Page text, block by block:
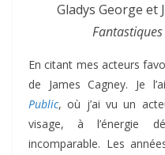
Gladys George et
En citant mes acteurs
de James Cagney. Je
Public, où j’ai vu un
visage, à l’énergie
incomparable. Les